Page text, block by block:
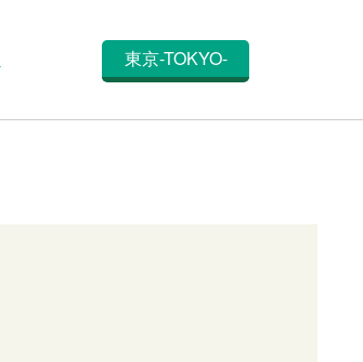
東京-TOKYO-